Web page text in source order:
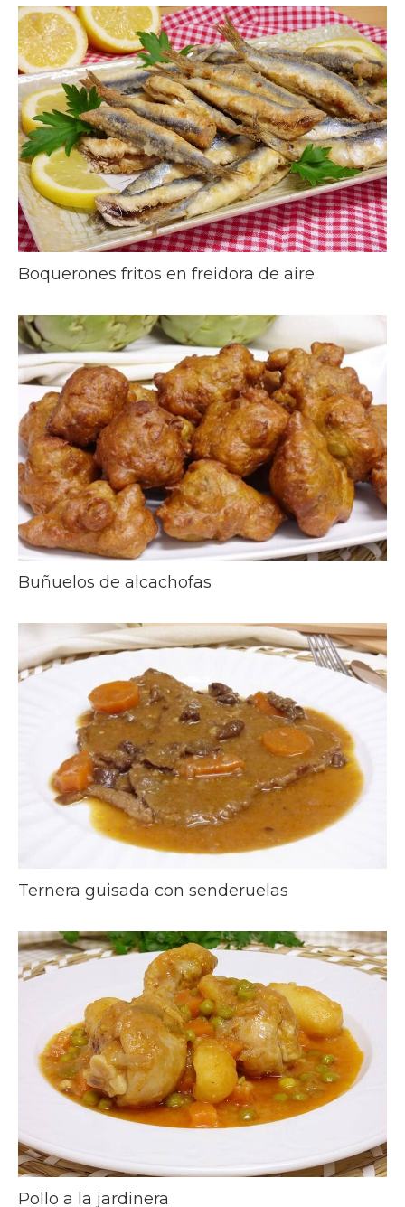
Boquerones fritos en freidora de aire
Buñuelos de alcachofas
Ternera guisada con senderuelas
Pollo a la jardinera